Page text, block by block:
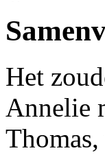
Het
Annelie